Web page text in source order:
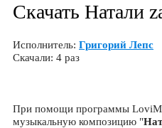
Скачать Натали
Исполнитель: Григорий Лепс
Скачали: 4 раз
При помощи программы
музыкальную композицию "